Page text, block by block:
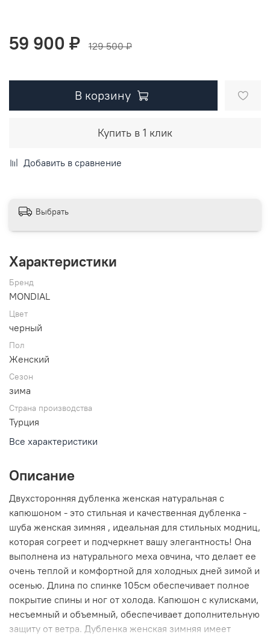
59 900 ₽ 129 500 ₽
В корзину
Купить в 1 клик
Добавить в сравнение
Выбрать
Характеристики
Бренд
MONDIAL
Цвет
черный
Пол
Женский
Сезон
зима
Страна производства
Турция
Все характеристики
Описание
Двухсторонняя дубленка женская натуральная с
капюшоном - это стильная и качественная дубленка -
шуба женская зимняя , идеальная для стильных модниц,
которая согреет и подчеркнет вашу элегантность! Она
выполнена из натурального меха овчина, что делает ее
очень теплой и комфортной для холодных дней зимой и
осенью. Длина по спинке 105см обеспечивает полное
покрытие спины и ног от холода. Капюшон с кулисками,
несъемный и объемный, обеспечивает дополнительную
защиту от ветра. Дубленка женская зимняя имеет